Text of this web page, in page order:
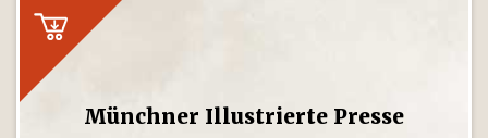
Münchner Illustrierte Presse